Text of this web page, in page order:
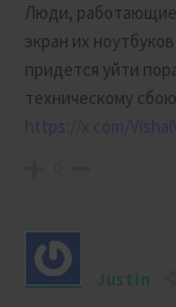
Люди, работающие
экран их
придется уйти
техническому
https://x.com/
Justin